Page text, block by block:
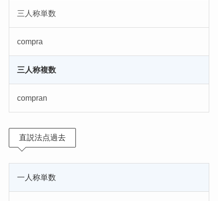
三人称単数
compra
三人称複数
compran
直説法点過去
一人称単数